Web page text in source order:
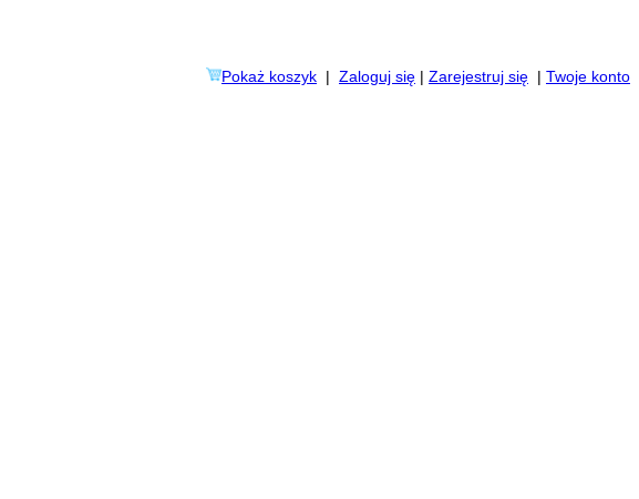
Pokaż koszyk | Zaloguj się | Zarejestruj się | Twoje konto